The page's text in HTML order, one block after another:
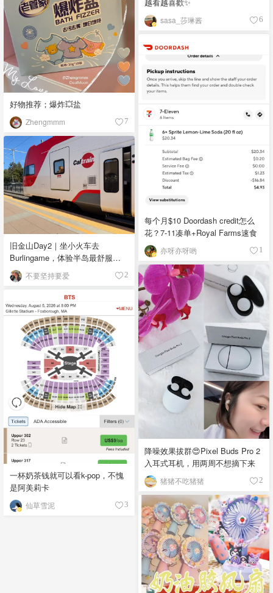
sasa_莎琳酱 6
好物推荐；爆炸💥盐
Zhengmmm 7
每个月$10 Doordash credit怎么
花？7-11凑单+Royal Farms速食
亦呀亦呀哟 1
旧金山Day2｜坐小火车去
Burlingame，体验半岛最舒服的
小镇生活🌿
不要坚持要爱 2
降噪效果拔群😍Pixel Buds Pro 2
入耳式耳机，用两周不想摘下来
猪猪不吃猪猪 2
一杯奶茶钱就可以看k-pop，不愧
是阿美莉卡
仙草雪泥 3